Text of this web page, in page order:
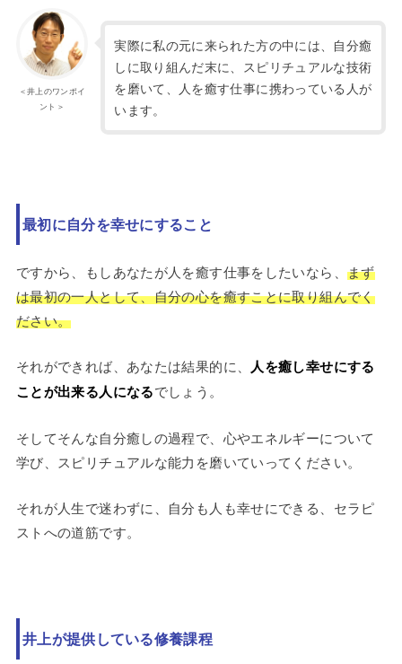
＜井上のワンポイ
ント＞
実際に私の元に来られた方の中には、自分癒
しに取り組んだ末に、スピリチュアルな技術
を磨いて、人を癒す仕事に携わっている人が
います。
最初に自分を幸せにすること
ですから、もしあなたが人を癒す仕事をしたいなら、 まず
は最初の一人として、自分の心を癒すことに取り組んでく
ださい。
それができれば、あなたは結果的に、 人を癒し幸せにする
ことが出来る人になるでしょう。
そしてそんな自分癒しの過程で、心やエネルギーについて
学び、スピリチュアルな能力を磨いていってください。
それが人生で迷わずに、自分も人も幸せにできる、セラピ
ストへの道筋です。
井上が提供している修養課程